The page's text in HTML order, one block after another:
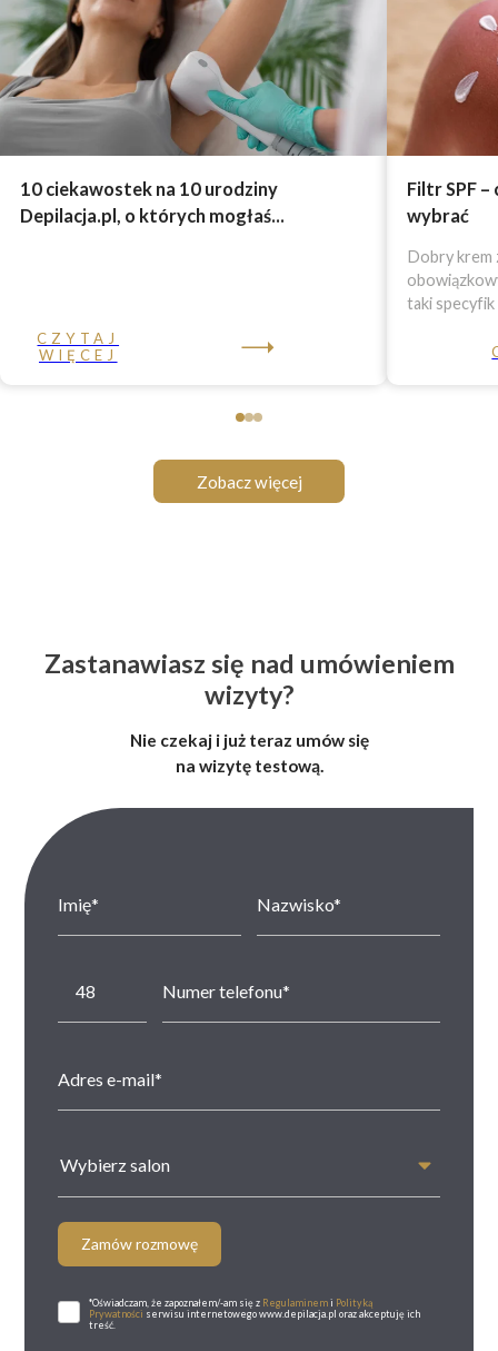
10 ciekawostek na 10 urodziny
Depilacja.pl, o których mogłaś...
CZYTAJ
WIĘCEJ
Filtr SPF
wybrać
Dobry krem
taki specyfik
Zobacz więcej
Zastanawiasz się nad umówieniem
wizyty?
Nie czekaj i już teraz umów się
na wizytę testową.
Wybierz salon
Zamów rozmowę
*Oświadczam, że zapoznałem/-am się z Regulaminemi Polityką
Prywatności serwisu internetowego www.depilacja.pl oraz akceptuję ich
treść.